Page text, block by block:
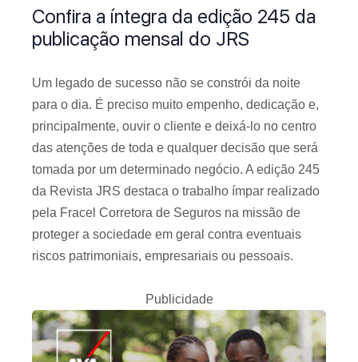
Confira a íntegra da edição 245 da
publicação mensal do JRS
Um legado de sucesso não se constrói da noite
para o dia. É preciso muito empenho, dedicação e,
principalmente, ouvir o cliente e deixá-lo no centro
das atenções de toda e qualquer decisão que será
tomada por um determinado negócio. A edição 245
da Revista JRS destaca o trabalho ímpar realizado
pela Fracel Corretora de Seguros na missão de
proteger a sociedade em geral contra eventuais
riscos patrimoniais, empresariais ou pessoais.
Publicidade